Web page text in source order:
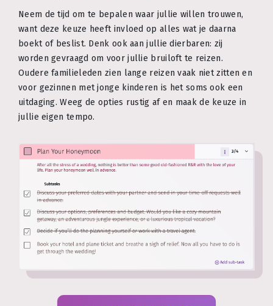
Neem de tijd om te bepalen waar jullie willen trouwen,
want deze keuze heeft invloed op alles wat je daarna
boekt of beslist. Denk ook aan jullie dierbaren: zij
worden gevraagd om voor jullie bruiloft te reizen.
Oudere familieleden zien lange reizen vaak niet zitten en
voor gezinnen met jonge kinderen is het soms ook een
uitdaging. Weeg de opties rustig af en maak de keuze in
jullie eigen tempo.